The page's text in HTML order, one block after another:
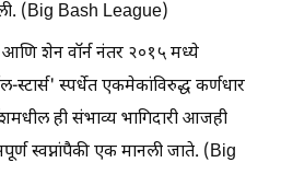
(Big Bash League)
शेन वॉर्न नंतर २०१५ मध्ये
स्पर्धेत एकमेकांविरुद्ध कर्णधार
ही संभाव्य भागिदारी आजही
स्वप्नांपैकी एक मानली जाते. (Big